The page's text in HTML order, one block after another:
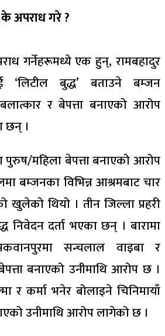
अपराध गरे ?
गर्नेहरूमध्ये एक हुन्, रामबहादुर
बुद्ध’ बताउने बम्जन
र बेपत्ता बनाएको आरोप
छन् ।
पुरुष/महिला बेपत्ता बनाएको आरोप
बम्जनका विभिन्न आश्रमबाट चार
खुलेको थियो । तीन जिल्ला प्रहरी
निवेदन दर्ता भएका छन् । बारामा
सन्चलाल वाइबा र
बनाएको उनीमाथि आरोप छ ।
र कर्मा भनेर बोलाइने चिनिमायाँ
उनीमाथि आरोप लागेको छ ।